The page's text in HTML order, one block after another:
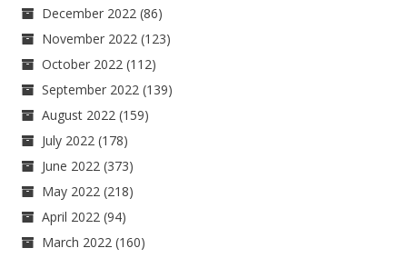
December 2022 (86)
November 2022 (123)
October 2022 (112)
September 2022 (139)
August 2022 (159)
July 2022 (178)
June 2022 (373)
May 2022 (218)
April 2022 (94)
March 2022 (160)